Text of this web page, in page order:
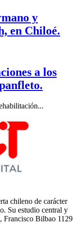
y
en Chiloé.
a los
chileno de carácter
Su estudio central y
Francisco Bilbao 1129